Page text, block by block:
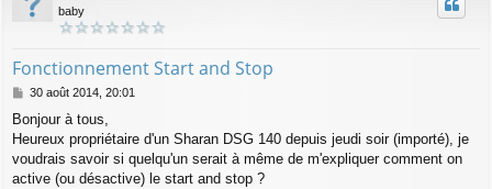
baby
Fonctionnement Start and Stop
M
s
s
a
g
30 août 2014, 20:01
Bonjour à tous,
Heureux propriétaire d'un Sharan DSG 140 depuis jeudi soir (importé), je
voudrais savoir si quelqu'un serait à même de m'expliquer comment on
active (ou désactive) le start and stop ?